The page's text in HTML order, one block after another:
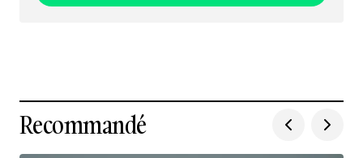
Recommandé